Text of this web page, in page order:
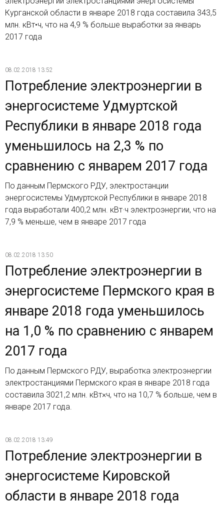
Курганской области в январе 2018 года составила 343,5
млн. кВт•ч, что на 4,9 % больше выработки за январь
2017 года
08.02.2018 13:52
Потребление электроэнергии в
энергосистеме Удмуртской
Республики в январе 2018 года
уменьшилось на 2,3 % по
сравнению с январем 2017 года
По данным Пермского РДУ, электростанции
энергосистемы Удмуртской Республики в январе 2018
года выработали 400,2 млн. кВт·ч электроэнергии, что на
7,9 % меньше, чем в январе 2017 года
08.02.2018 13:50
Потребление электроэнергии в
энергосистеме Пермского края в
январе 2018 года уменьшилось
на 1,0 % по сравнению с январем
2017 года
По данным Пермского РДУ, выработка электроэнергии
электростанциями Пермского края в январе 2018 года
составила 3021,2 млн. кВт×ч, что на 10,7 % больше, чем в
январе 2017 года.
08.02.2018 13:49
Потребление электроэнергии в
энергосистеме Кировской
области в январе 2018 года